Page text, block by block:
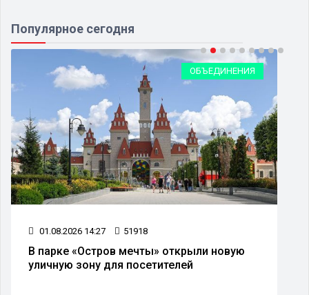
Популярное сегодня
ОБЪЕДИНЕНИЯ
01.08.2026 14:27 51918
В парке «Остров мечты» открыли новую
уличную зону для посетителей